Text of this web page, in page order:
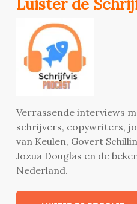
Verrassende interviews
schrijvers, copywriters,
van Keulen, Govert
Jozua Douglas en de
Nederland.